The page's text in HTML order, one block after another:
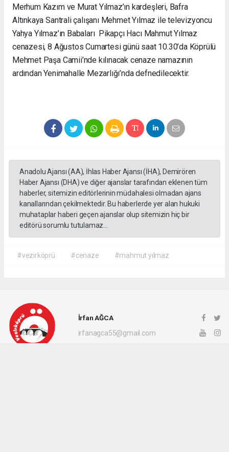
Merhum Kazım ve Murat Yılmaz’ın kardeşleri, Bafra
Altınkaya Santrali çalışanı Mehmet Yılmaz ile televizyoncu
Yahya Yılmaz’ın Babaları Pikapçı Hacı Mahmut Yılmaz
cenazesi, 8 Ağustos Cumartesi günü saat 10.30’da Köprülü
Mehmet Paşa Camii’nde kılınacak cenaze namazının
ardından Yenimahalle Mezarlığı’nda defnedilecektir.
Anadolu Ajansı (AA), İhlas Haber Ajansı (İHA), Demirören
Haber Ajansı (DHA) ve diğer ajanslar tarafından eklenen tüm
haberler, sitemizin editörlerinin müdahalesi olmadan ajans
kanallarından çekilmektedir. Bu haberlerde yer alan hukuki
muhataplar haberi geçen ajanslar olup sitemizin hiç bir
editörü sorumlu tutulamaz...
#vezirköprü #cenaze #mahmut yılmaz
İrfan AĞCA
irfanagca55@gmail.com